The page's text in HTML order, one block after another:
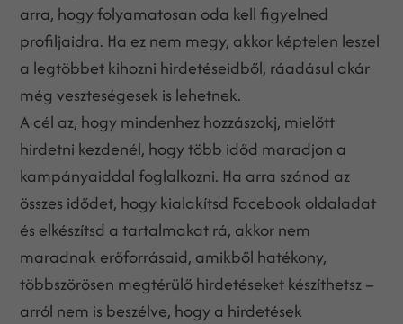
arra, hogy folyamatosan oda kell figyelned
profiljaidra. Ha ez nem megy, akkor képtelen leszel
a legtöbbet kihozni hirdetéseidből, ráadásul akár
még veszteségesek is lehetnek.
A cél az, hogy mindenhez hozzászokj, mielőtt
hirdetni kezdenél, hogy több időd maradjon a
kampányaiddal foglalkozni. Ha arra szánod az
összes idődet, hogy kialakítsd Facebook oldaladat
és elkészítsd a tartalmakat rá, akkor nem
maradnak erőforrásaid, amikből hatékony,
többszörösen megtérülő hirdetéseket készíthetsz –
arról nem is beszélve, hogy a hirdetések